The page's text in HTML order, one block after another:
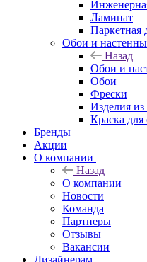
Ламинат
Паркетная
Обои и
Назад
Обои и
Обои
Фрески
Изделия из
Краска для
Бренды
Акции
О компании
Назад
О компании
Новости
Команда
Партнеры
Отзывы
Вакансии
Дизайнерам